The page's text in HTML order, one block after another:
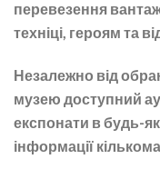
перевезення
техніці, героям та
Незалежно від
музею доступний
експонати в будь-
інформації